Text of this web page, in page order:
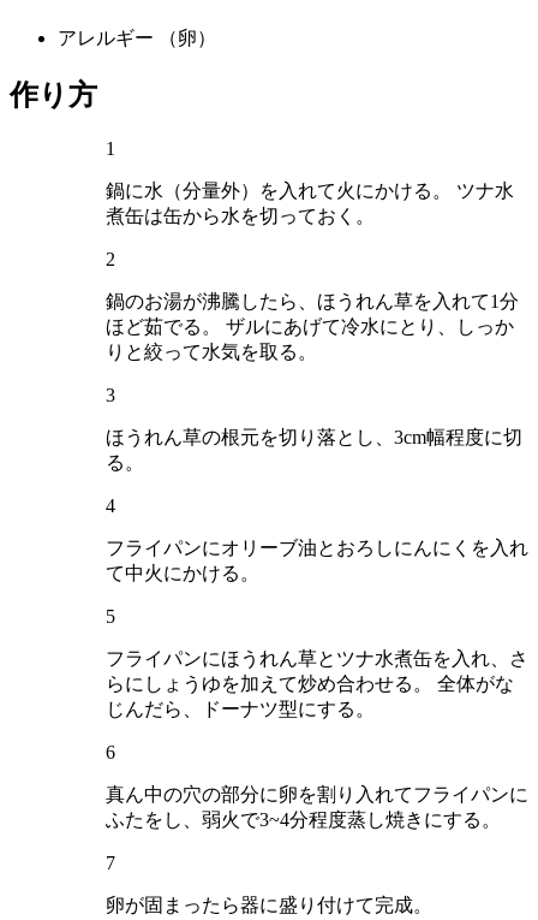
アレルギー （卵）
作り方
1
鍋に水（分量外）を入れて火にかける。 ツナ水
煮缶は缶から水を切っておく。
2
鍋のお湯が沸騰したら、ほうれん草を入れて1分
ほど茹でる。 ザルにあげて冷水にとり、しっか
りと絞って水気を取る。
3
ほうれん草の根元を切り落とし、3cm幅程度に切
る。
4
フライパンにオリーブ油とおろしにんにくを入れ
て中火にかける。
5
フライパンにほうれん草とツナ水煮缶を入れ、さ
らにしょうゆを加えて炒め合わせる。 全体がな
じんだら、ドーナツ型にする。
6
真ん中の穴の部分に卵を割り入れてフライパンに
ふたをし、弱火で3~4分程度蒸し焼きにする。
7
卵が固まったら器に盛り付けて完成。